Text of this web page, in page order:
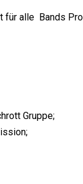
für alle Bands
Gruppe;